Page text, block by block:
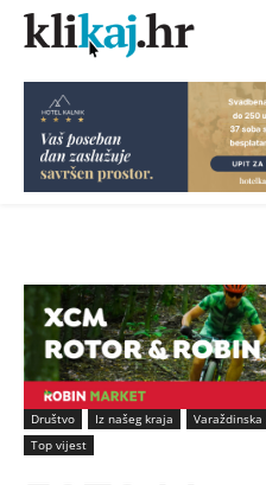
Društvo Iz našeg kraja
Top vijest